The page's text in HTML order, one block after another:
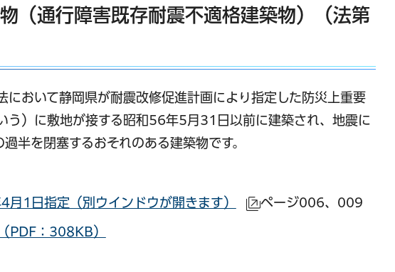
（通行障害既存耐震不適格建築物）（法第
おいて静岡県が耐震改修促進計画により指定した防災上重要
う）に敷地が接する昭和56年5月31日以前に建築され、地震に
半を閉塞するおそれのある建築物です。
1日指定（別ウインドウが開きます）
（外部サイトへリンク）
ページ006、009
PDF：308KB）